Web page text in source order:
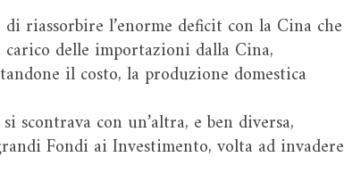
riassorbire l’enorme deficit con la Cina che
delle importazioni dalla Cina,
il costo, la produzione domestica
con un’altra, e ben diversa,
Fondi ai Investimento, volta ad invadere